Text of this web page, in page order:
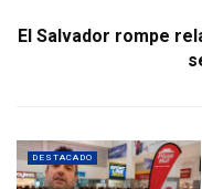
El Salvador rompe
DESTACADO